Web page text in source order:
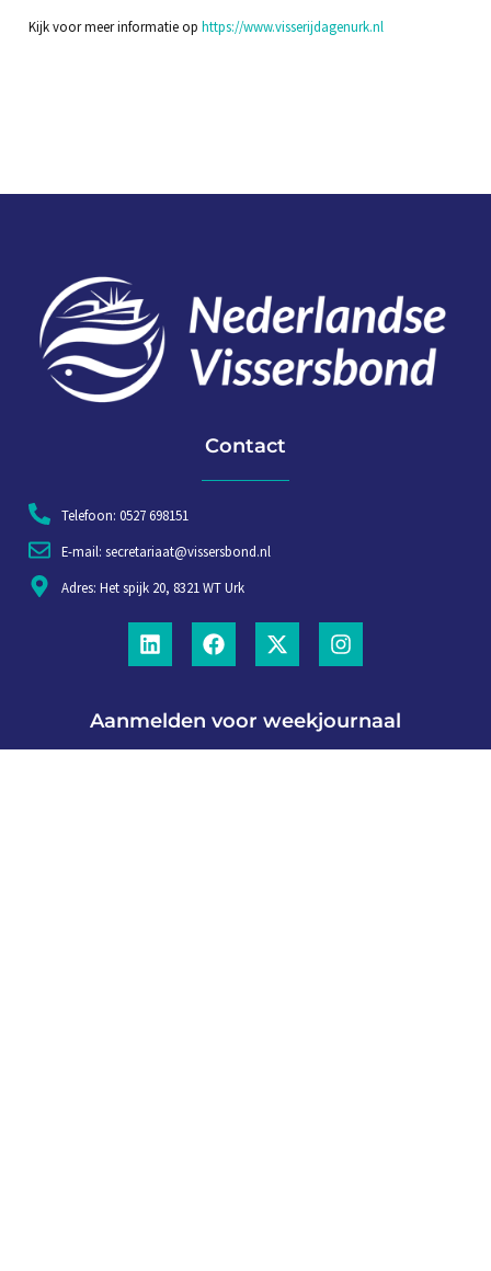
Kijk voor meer informatie op https://www.visserijdagenurk.nl
Contact
Telefoon: 0527 698151
E-mail: secretariaat@vissersbond.nl
Adres: Het spijk 20, 8321 WT Urk
Aanmelden voor weekjournaal